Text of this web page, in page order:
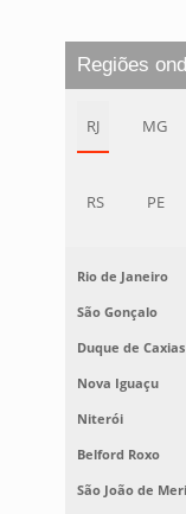
Regiões
RJ MG
RS PE
Rio de Janeiro
São Gonçalo
Duque de Caxias
Nova Iguaçu
Niterói
Belford Roxo
São João de